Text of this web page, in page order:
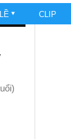
CLIP